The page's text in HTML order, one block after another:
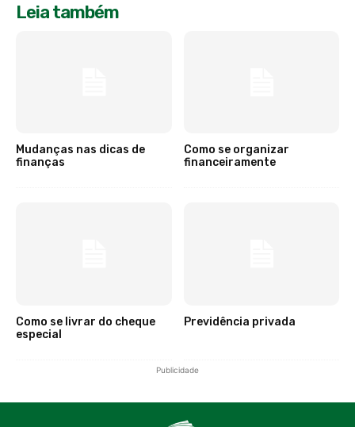
Leia também
Mudanças nas dicas de
finanças
Como se organizar
financeiramente
Como se livrar do cheque
especial
Previdência privada
Publicidade